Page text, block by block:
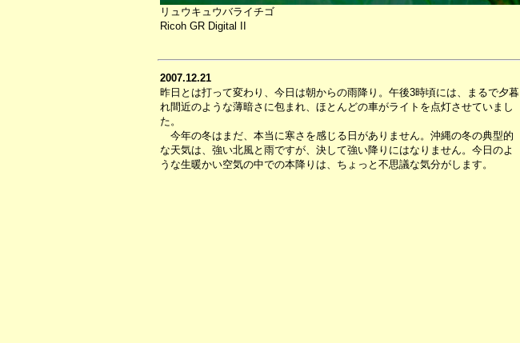
リュウキュウバライチゴ
Ricoh GR Digital II
2007.12.21
昨日とは打って変わり、今日は朝からの雨降り。午後3時頃には、まるで夕暮
れ間近のような薄暗さに包まれ、ほとんどの車がライトを点灯させていまし
た。
今年の冬はまだ、本当に寒さを感じる日がありません。沖縄の冬の典型的
な天気は、強い北風と雨ですが、決して強い降りにはなりません。今日のよ
うな生暖かい空気の中での本降りは、ちょっと不思議な気分がします。